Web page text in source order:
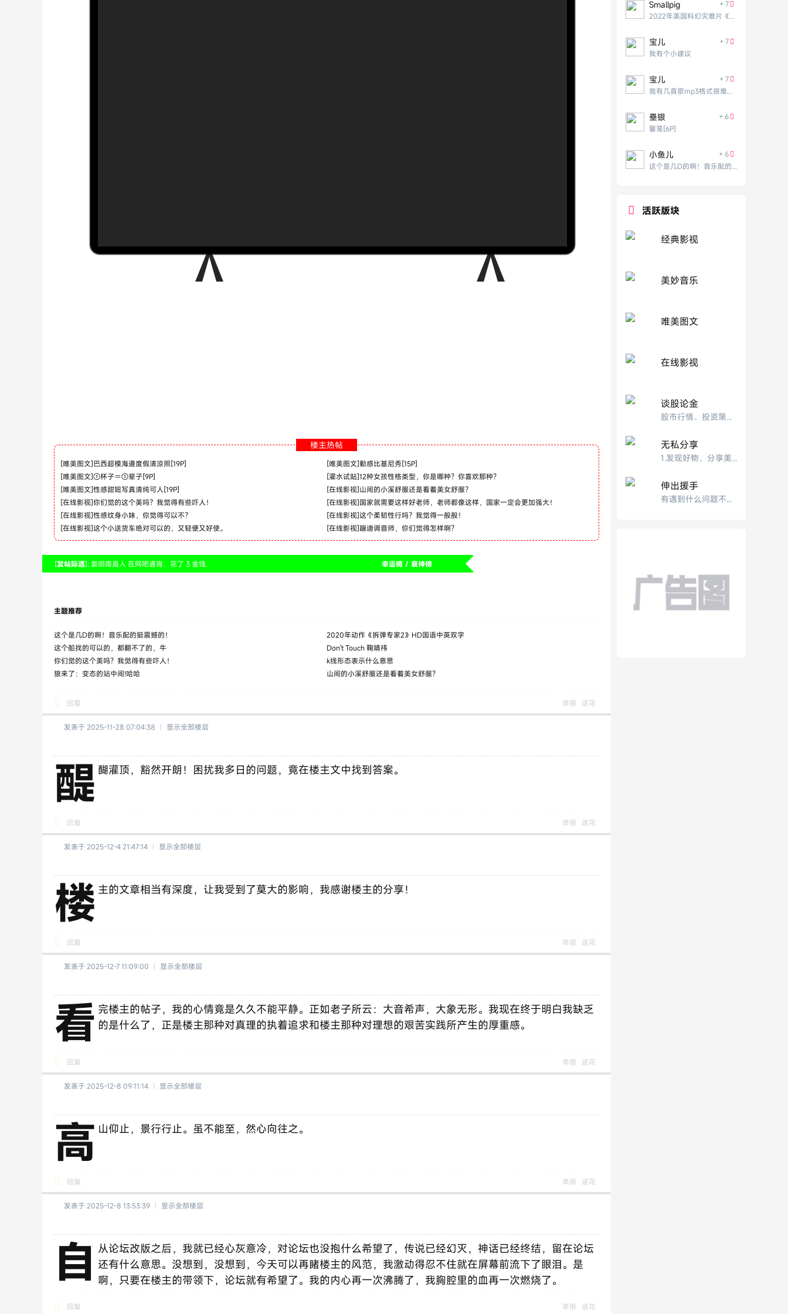
楼主热帖
巴西超模海邊度假清涼照[19P]
[唯美图文] 動感比基尼秀[15P]
[唯美图文]
①杯子＝①辈子[9P]
[唯美图文] 12种女孩性格类型，你是哪种？你喜欢那种？
[灌水试贴]
性感甜妞写真清纯可人[19P]
[唯美图文] 山间的小溪舒服还是看着美女舒服？
[在线影视]
你们觉的这个美吗？我觉得有些吓人！
[在线影视] 国家就需要这样好老师，老师都像这样，国家一定会更加强大！
[在线影视]
性感纹身小妹，你觉得可以不？
[在线影视] 这个柔韧性行吗？我觉得一般般！
[在线影视]
这个小送货车绝对可以的，又轻便又好使。
[在线影视] 蹦迪调音师，你们觉得怎样啊？
[在线影视]
[发帖际遇]: 崇明南昌人 在网吧通宵，花了 3 金钱. 幸运榜 / 衰神榜
主题推荐
这个是几D的啊！音乐配的挺震撼的！
2020年动作《拆弹专家2》HD国语中英双字
这个船找的可以的，都翻不了的，牛
Don't Touch 鞠婧祎
你们觉的这个美吗？我觉得有些吓人！
k线形态表示什么意思
狼来了：变态的站中间!哈哈
山间的小溪舒服还是看着美女舒服？
回复 举报 送花
发表于 2025-11-28 07:04:38 | 显示全部楼层
醍 醐灌顶，豁然开朗！困扰我多日的问题，竟在楼主文中找到答案。
回复 举报 送花
发表于 2025-12-4 21:47:14 | 显示全部楼层
楼 主的文章相当有深度，让我受到了莫大的影响，我感谢楼主的分享！
回复 举报 送花
发表于 2025-12-7 11:09:00 | 显示全部楼层
看 完楼主的帖子，我的心情竟是久久不能平静。正如老子所云：大音希声，大象无形。我现在终于明白我缺乏
的是什么了，正是楼主那种对真理的执着追求和楼主那种对理想的艰苦实践所产生的厚重感。
回复 举报 送花
发表于 2025-12-8 09:11:14 | 显示全部楼层
高 山仰止，景行行止。虽不能至，然心向往之。‌‌
回复 举报 送花
发表于 2025-12-8 13:53:39 | 显示全部楼层
自 从论坛改版之后，我就已经心灰意冷，对论坛也没抱什么希望了，传说已经幻灭，神话已经终结，留在论坛
还有什么意思。没想到，没想到，今天可以再睹楼主的风范，我激动得忍不住就在屏幕前流下了眼泪。是
啊，只要在楼主的带领下，论坛就有希望了。我的内心再一次沸腾了，我胸腔里的血再一次燃烧了。
回复 举报 送花
Smallpig
+ 7
2022年美国科幻灾难片《月球陨落》BD中英双
宝儿
+ 7
我有个小建议
宝儿
+ 7
我有几首歌mp3格式很难找到
壘银
+ 6
馨笺[6P]
小鱼儿
+ 6
这个是几D的啊！音乐配的挺震撼的！
活跃版块
经典影视
美妙音乐
唯美图文
在线影视
谈股论金
股市行情、投资策略的交流分析‌
无私分享
1.发现好物，分享美好！我们的致力于发现最好的东东，为大家分享最实用的网络经验和美
伸出援手
有遇到什么问题不能解决的，可以在此处发帖寻求帮助解决，能够解决的请伸出援手。